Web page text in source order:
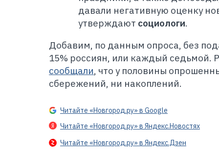
давали негативную оценку
утверждают социологи.
Добавим, по данным опроса, без
15% россиян, или каждый
сообщали, что у половины
сбережений, ни накоплений.
Читайте «Новгород.ру» в Google
Читайте «Новгород.ру» в Яндекс.Новостях
Читайте «Новгород.ру» в Яндекс.Дзен